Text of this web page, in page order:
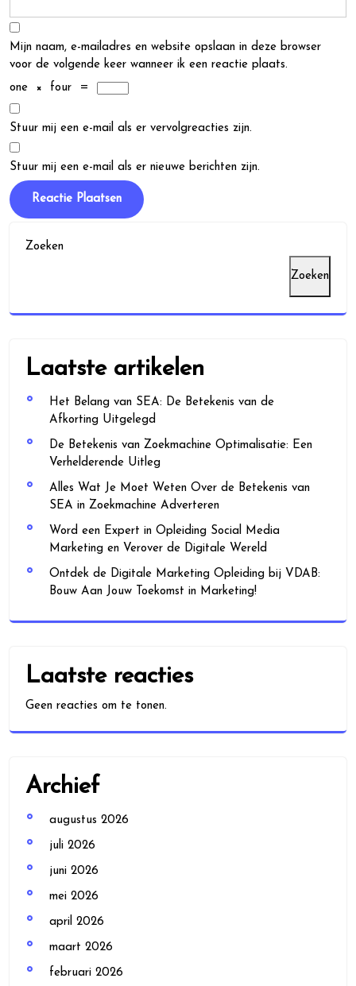
Mijn naam, e-mailadres en website opslaan in deze browser
voor de volgende keer wanneer ik een reactie plaats.
one
× four =
Stuur mij een e-mail als er vervolgreacties zijn.
Stuur mij een e-mail als er nieuwe berichten zijn.
Zoeken
Zoeken
Laatste artikelen
Het Belang van SEA: De Betekenis van de
Afkorting Uitgelegd
De Betekenis van Zoekmachine Optimalisatie: Een
Verhelderende Uitleg
Alles Wat Je Moet Weten Over de Betekenis van
SEA in Zoekmachine Adverteren
Word een Expert in Opleiding Social Media
Marketing en Verover de Digitale Wereld
Ontdek de Digitale Marketing Opleiding bij VDAB:
Bouw Aan Jouw Toekomst in Marketing!
Laatste reacties
Geen reacties om te tonen.
Archief
augustus 2026
juli 2026
juni 2026
mei 2026
april 2026
maart 2026
februari 2026